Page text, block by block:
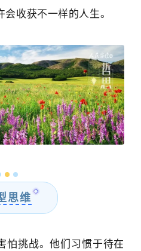
收获不一样的人生。
思维
怕挑战。他们 习惯于待在